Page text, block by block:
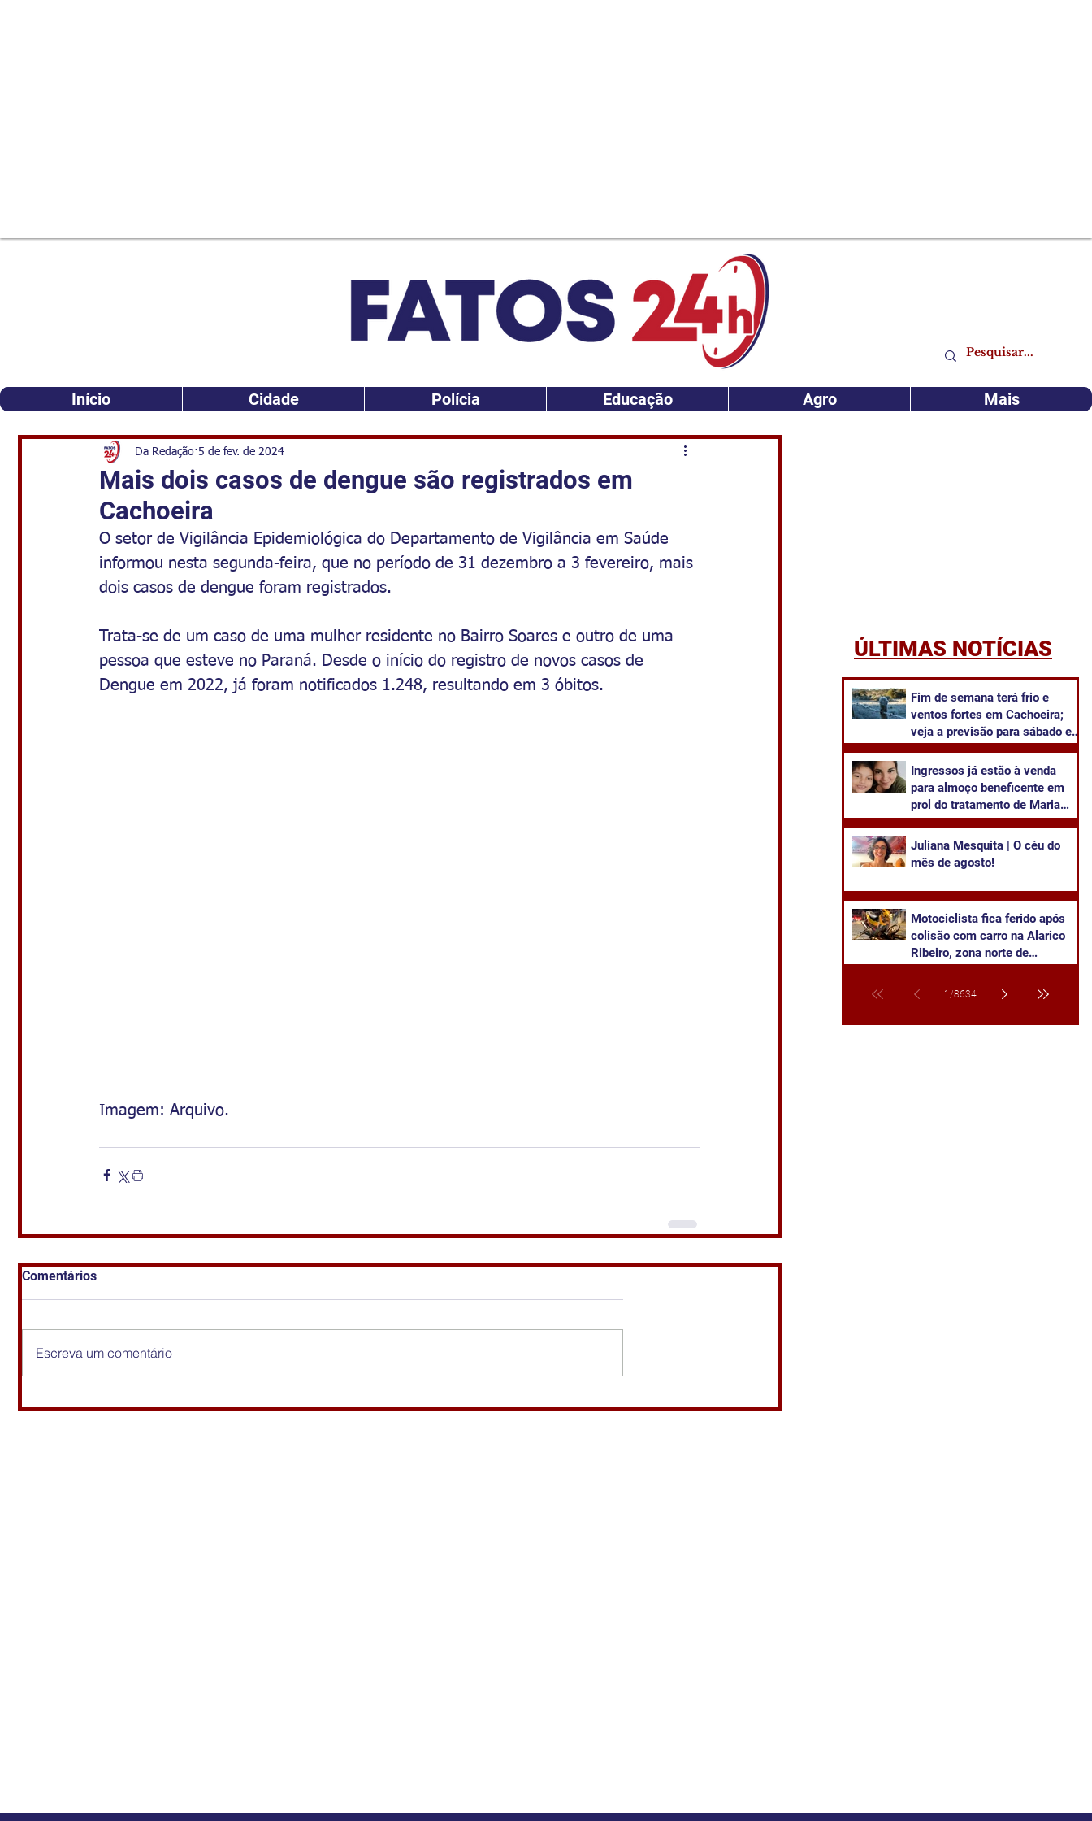
Início Cidade Polícia Educação Agro Mais
Mais dois casos de dengue são registrados em
Cachoeira
Da Redação 5 de fev. de 2024
O setor de Vigilância Epidemiológica do Departamento de Vigilância em Saúde
informou nesta segunda-feira, que no período de 31 dezembro a 3 fevereiro, mais
dois casos de dengue foram registrados.
Trata-se de um caso de uma mulher residente no Bairro Soares e outro de uma
pessoa que esteve no Paraná. Desde o início do registro de novos casos de
Dengue em 2022, já foram notificados 1.248, resultando em 3 óbitos.
Imagem: Arquivo.
Comentários
Escreva um comentário
ÚLTIMAS NOTÍCIAS
Fim de semana terá frio e
ventos fortes em Cachoeira;
veja a previsão para sábado e
Ingressos já estão à venda
para almoço beneficente em
prol do tratamento de Maria
Olívia
Juliana Mesquita | O céu do
mês de agosto!
Motociclista fica ferido após
colisão com carro na Alarico
Ribeiro, zona norte de
1 /8634